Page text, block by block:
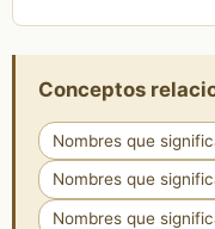
Conceptos
Nombres que
Nombres que
Nombres que